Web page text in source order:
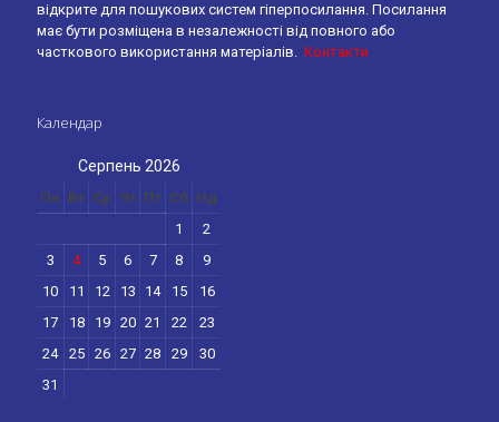
відкрите для пошукових систем гіперпосилання. Посилання
має бути розміщена в незалежності від повного або
часткового використання матеріалів. Контакти
Календар
Серпень 2026
Пн Вт Ср Чт Пт Сб Нд
1
2
3
4 5 6 7 8
9
10
11 12 13 14 15
16
17
18 19 20 21 22
23
24
25 26 27 28 29
30
31